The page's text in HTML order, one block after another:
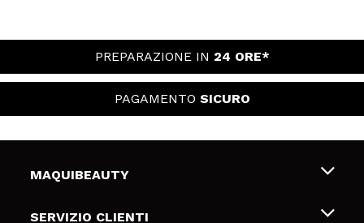
PREPARAZIONE IN 24 ORE*
PAGAMENTO SICURO
MAQUIBEAUTY
Chi siamo
SERVIZIO CLIENTI